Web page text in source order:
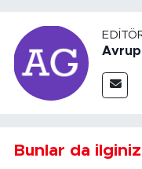
Bunlar da